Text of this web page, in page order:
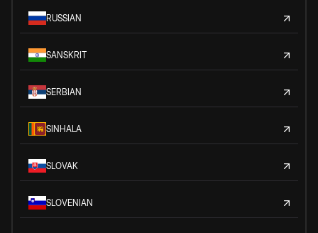
RUSSIAN
SANSKRIT
SERBIAN
SINHALA
SLOVAK
SLOVENIAN